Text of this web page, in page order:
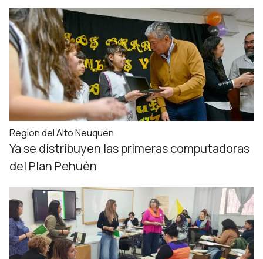
Región del Alto Neuquén
Ya se distribuyen las primeras computadoras
del Plan Pehuén